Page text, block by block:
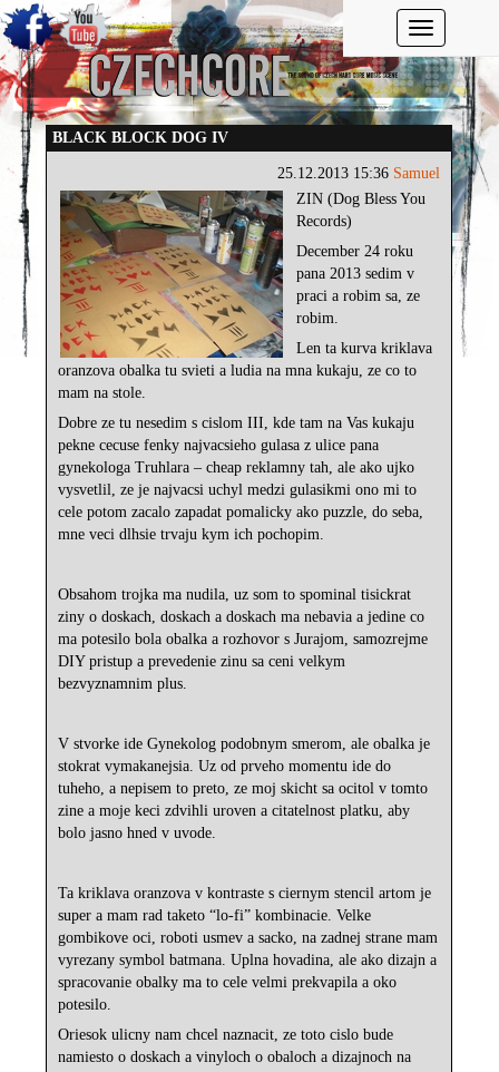
Toggle
BLACK BLOCK DOG IV
25.12.2013 15:36 Samuel
ZIN (Dog Bless You
Records)
December 24 roku
pana 2013 sedim v
praci a robim sa, ze
robim.
Len ta kurva kriklava
oranzova obalka tu svieti a ludia na mna kukaju, ze co to
mam na stole.
Dobre ze tu nesedim s cislom III, kde tam na Vas kukaju
pekne cecuse fenky najvacsieho gulasa z ulice pana
gynekologa Truhlara – cheap reklamny tah, ale ako ujko
vysvetlil, ze je najvacsi uchyl medzi gulasikmi ono mi to
cele potom zacalo zapadat pomalicky ako puzzle, do seba,
mne veci dlhsie trvaju kym ich pochopim.
Obsahom trojka ma nudila, uz som to spominal tisickrat
ziny o doskach, doskach a doskach ma nebavia a jedine co
ma potesilo bola obalka a rozhovor s Jurajom, samozrejme
DIY pristup a prevedenie zinu sa ceni velkym
bezvyznamnim plus.
V stvorke ide Gynekolog podobnym smerom, ale obalka je
stokrat vymakanejsia. Uz od prveho momentu ide do
tuheho, a nepisem to preto, ze moj skicht sa ocitol v tomto
zine a moje keci zdvihli uroven a citatelnost platku, aby
bolo jasno hned v uvode.
Ta kriklava oranzova v kontraste s ciernym stencil artom je
super a mam rad taketo “lo-fi” kombinacie. Velke
gombikove oci, roboti usmev a sacko, na zadnej strane mam
vyrezany symbol batmana. Uplna hovadina, ale ako dizajn a
spracovanie obalky ma to cele velmi prekvapila a oko
potesilo.
Oriesok ulicny nam chcel naznacit, ze toto cislo bude
namiesto o doskach a vinyloch o obaloch a dizajnoch na